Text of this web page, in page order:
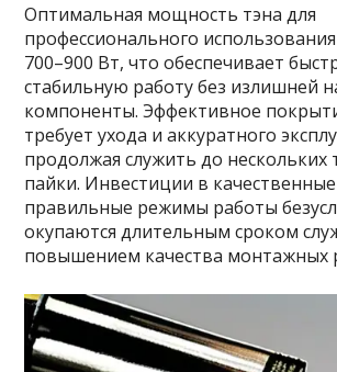
Оптимальная мощность тэна для
профессионального использования
700–900 Вт, что обеспечивает
стабильную работу без излишней
компоненты. Эффективное
требует ухода и аккуратного
продолжая служить до нескольких
пайки. Инвестиции в
правильные режимы работы
окупаются длительным сроком
повышением качества монтажных